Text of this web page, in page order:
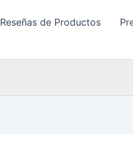
Reseñas de Productos